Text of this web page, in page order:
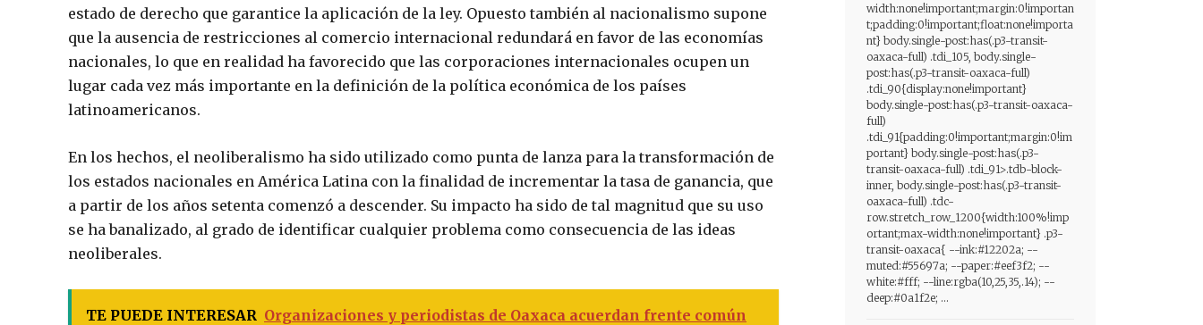
estado de derecho que garantice la aplicación de la ley. Opuesto también al nacionalismo supone
que la ausencia de restricciones al comercio internacional redundará en favor de las economías
nacionales, lo que en realidad ha favorecido que las corporaciones internacionales ocupen un
lugar cada vez más importante en la definición de la política económica de los países
latinoamericanos.
En los hechos, el neoliberalismo ha sido utilizado como punta de lanza para la transformación de
los estados nacionales en América Latina con la finalidad de incrementar la tasa de ganancia, que
a partir de los años setenta comenzó a descender. Su impacto ha sido de tal magnitud que su uso
se ha banalizado, al grado de identificar cualquier problema como consecuencia de las ideas
neoliberales.
TE PUEDE INTERESAR Organizaciones y periodistas de Oaxaca acuerdan frente común
width:none!important;margin:0!importan
t;padding:0!important;float:none!importa
nt} body.single-post:has(.p3-transit-
oaxaca-full) .tdi_105, body.single-
post:has(.p3-transit-oaxaca-full)
.tdi_90{display:none!important}
body.single-post:has(.p3-transit-oaxaca-
full)
.tdi_91{padding:0!important;margin:0!im
portant} body.single-post:has(.p3-
transit-oaxaca-full) .tdi_91>.tdb-block-
inner, body.single-post:has(.p3-transit-
oaxaca-full) .tdc-
row.stretch_row_1200{width:100%!imp
ortant;max-width:none!important} .p3-
transit-oaxaca{ --ink:#12202a; --
muted:#55697a; --paper:#eef3f2; --
white:#fff; --line:rgba(10,25,35,.14); --
deep:#0a1f2e; ...